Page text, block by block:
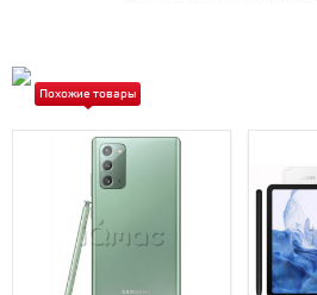
Похожие товары